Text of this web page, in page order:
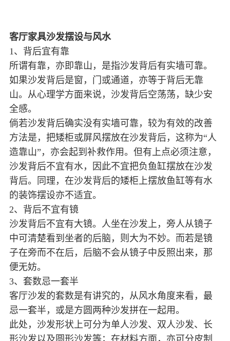
客厅家具沙发摆设与风水
1、背后宜有靠
所谓有靠，亦即靠山，是指沙发背后有实墙可靠。
如果沙发背后是窗，门或通道，亦等于背后无靠
山。从心理学方面来说，沙发背后空荡荡，缺少安
全感。
倘若沙发背后确实没有实墙可靠，较为有效的改善
方法是，把矮柜或屏风摆放在沙发背后，这称为“人
造靠山”，亦会起到补救作用。但有上点必须注意，
沙发背后不宜有水，因此不宜把负鱼缸摆放在沙发
背后。同理，在沙发背后的矮柜上摆放鱼缸等有水
的装饰摆设亦不适宜。
2、背后不宜有镜
沙发背后不宜有大镜。人坐在沙发上，旁人从镜子
中可清楚看到坐者的后脑，则大为不妙。而若是镜
子在旁而不在后，后脑不会从镜子中反照出来，那
便无妨。
3、套数忌一套半
客厅沙发的套数是有讲究的，从风水角度来看，最
忌一套半，或是方圆两种沙发拼在一起用。
此处，沙发形状上可分为单人沙发、双人沙发、长